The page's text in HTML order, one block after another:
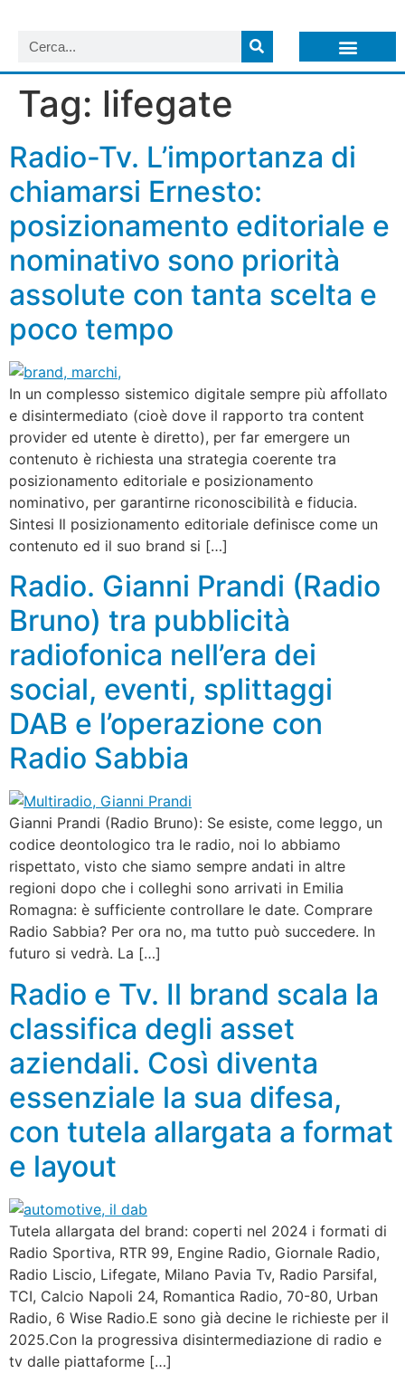
Tag: lifegate
Radio-Tv. L’importanza di
chiamarsi Ernesto:
posizionamento editoriale e
nominativo sono priorità
assolute con tanta scelta e
poco tempo
In un complesso sistemico digitale sempre più affollato
e disintermediato (cioè dove il rapporto tra content
provider ed utente è diretto), per far emergere un
contenuto è richiesta una strategia coerente tra
posizionamento editoriale e posizionamento
nominativo, per garantirne riconoscibilità e fiducia.
Sintesi Il posizionamento editoriale definisce come un
contenuto ed il suo brand si […]
Radio. Gianni Prandi (Radio
Bruno) tra pubblicità
radiofonica nell’era dei
social, eventi, splittaggi
DAB e l’operazione con
Radio Sabbia
Gianni Prandi (Radio Bruno): Se esiste, come leggo, un
codice deontologico tra le radio, noi lo abbiamo
rispettato, visto che siamo sempre andati in altre
regioni dopo che i colleghi sono arrivati in Emilia
Romagna: è sufficiente controllare le date. Comprare
Radio Sabbia? Per ora no, ma tutto può succedere. In
futuro si vedrà. La […]
Radio e Tv. Il brand scala la
classifica degli asset
aziendali. Così diventa
essenziale la sua difesa,
con tutela allargata a format
e layout
Tutela allargata del brand: coperti nel 2024 i formati di
Radio Sportiva, RTR 99, Engine Radio, Giornale Radio,
Radio Liscio, Lifegate, Milano Pavia Tv, Radio Parsifal,
TCI, Calcio Napoli 24, Romantica Radio, 70-80, Urban
Radio, 6 Wise Radio.E sono già decine le richieste per il
2025.Con la progressiva disintermediazione di radio e
tv dalle piattaforme […]